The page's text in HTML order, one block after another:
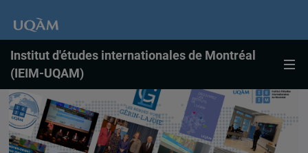
Institut d'études internationales de Montréal
(IEIM-UQAM)